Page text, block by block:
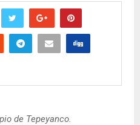
de Tepeyanco.